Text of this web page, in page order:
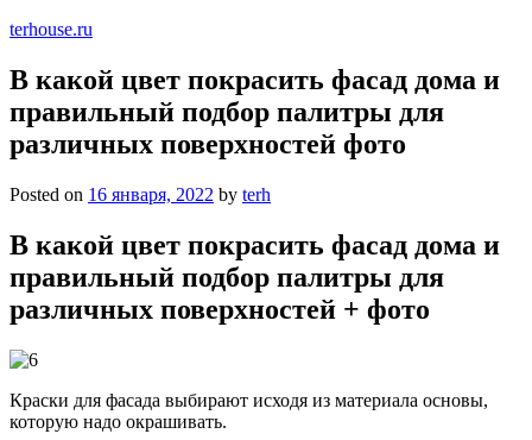
terhouse.ru
В какой цвет покрасить фасад дома и
правильный подбор палитры для
различных поверхностей фото
Posted on 16 января, 2022 by terh
В какой цвет покрасить фасад дома и
правильный подбор палитры для
различных поверхностей + фото
Краски для фасада выбирают исходя из материала основы,
которую надо окрашивать.